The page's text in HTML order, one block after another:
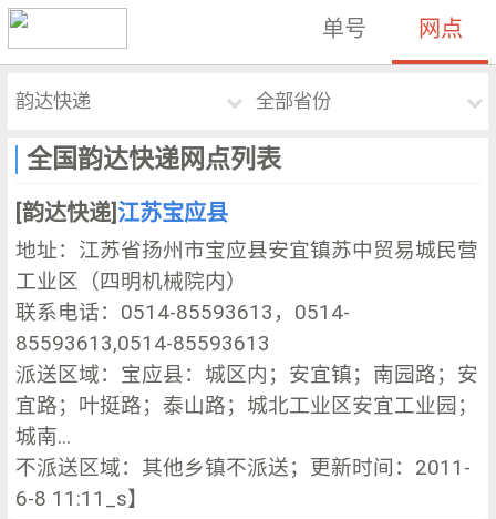
单号 网点
韵达快递 全部省份
全国韵达快递网点列表
[韵达快递] 江苏宝应县
地址：江苏省扬州市宝应县安宜镇苏中贸易城民营
工业区（四明机械院内）
联系电话：0514-85593613，0514-
85593613,0514-85593613
派送区域：宝应县：城区内；安宜镇；南园路；安
宜路；叶挺路；泰山路；城北工业区安宜工业园；
城南...
不派送区域：其他乡镇不派送；更新时间：2011-
6-8 11:11_s】